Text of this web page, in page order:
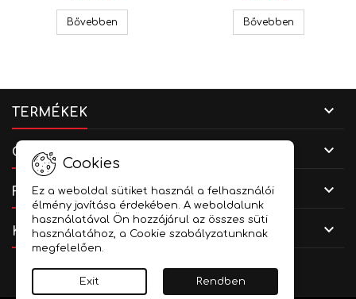
Bővebben Mazda, Toyota tolatókamera megtartó adapter,
Bővebben
TERMÉKEK 
CÉGADATOK 
FIÓKOD 
KAPCSOLAT 
Cookies
Ez a weboldal sütiket használ a felhasználói
élmény javítása érdekében. A weboldalunk
használatával Ön hozzájárul az összes süti
használatához, a Cookie szabályzatunknak
megfelelően.
Exit Rendben
Facebook
YouTubeInstagram